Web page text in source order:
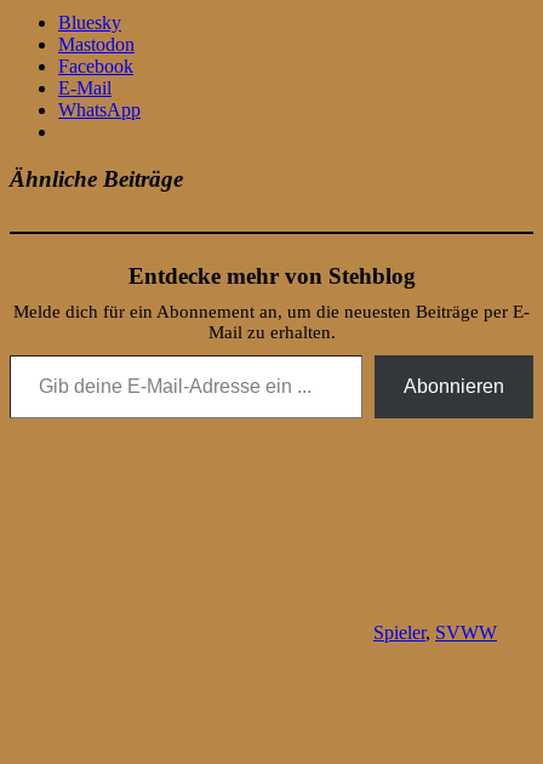
Bluesky
Mastodon
Facebook
E-Mail
WhatsApp
Ähnliche Beiträge
Entdecke mehr von Stehblog
Melde dich für ein Abonnement an, um die neuesten Beiträge per E-
Mail zu erhalten.
Gib deine E-Mail-Adresse ein ...
Abonnieren
Spieler, SVWW